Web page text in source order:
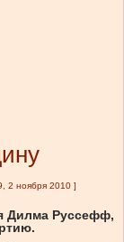
2 ноября 2010 ]
Дилма Руссефф,